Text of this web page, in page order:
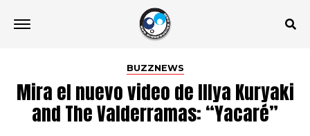
BUZZNEWS
Mira el nuevo video de Illya Kuryaki
and The Valderramas: “Yacaré”